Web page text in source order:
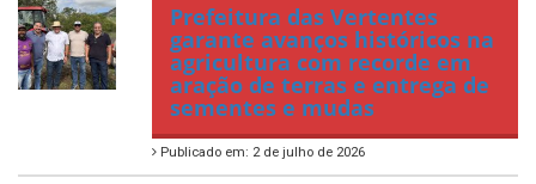
Prefeitura das Vertentes
garante avanços históricos na
agricultura com recorde em
aração de terras e entrega de
sementes e mudas
Publicado em: 2 de julho de 2026